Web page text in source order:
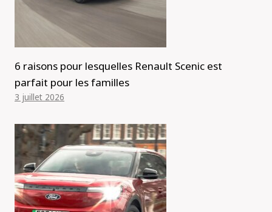
6 raisons pour lesquelles Renault Scenic est
parfait pour les familles
3 juillet 2026